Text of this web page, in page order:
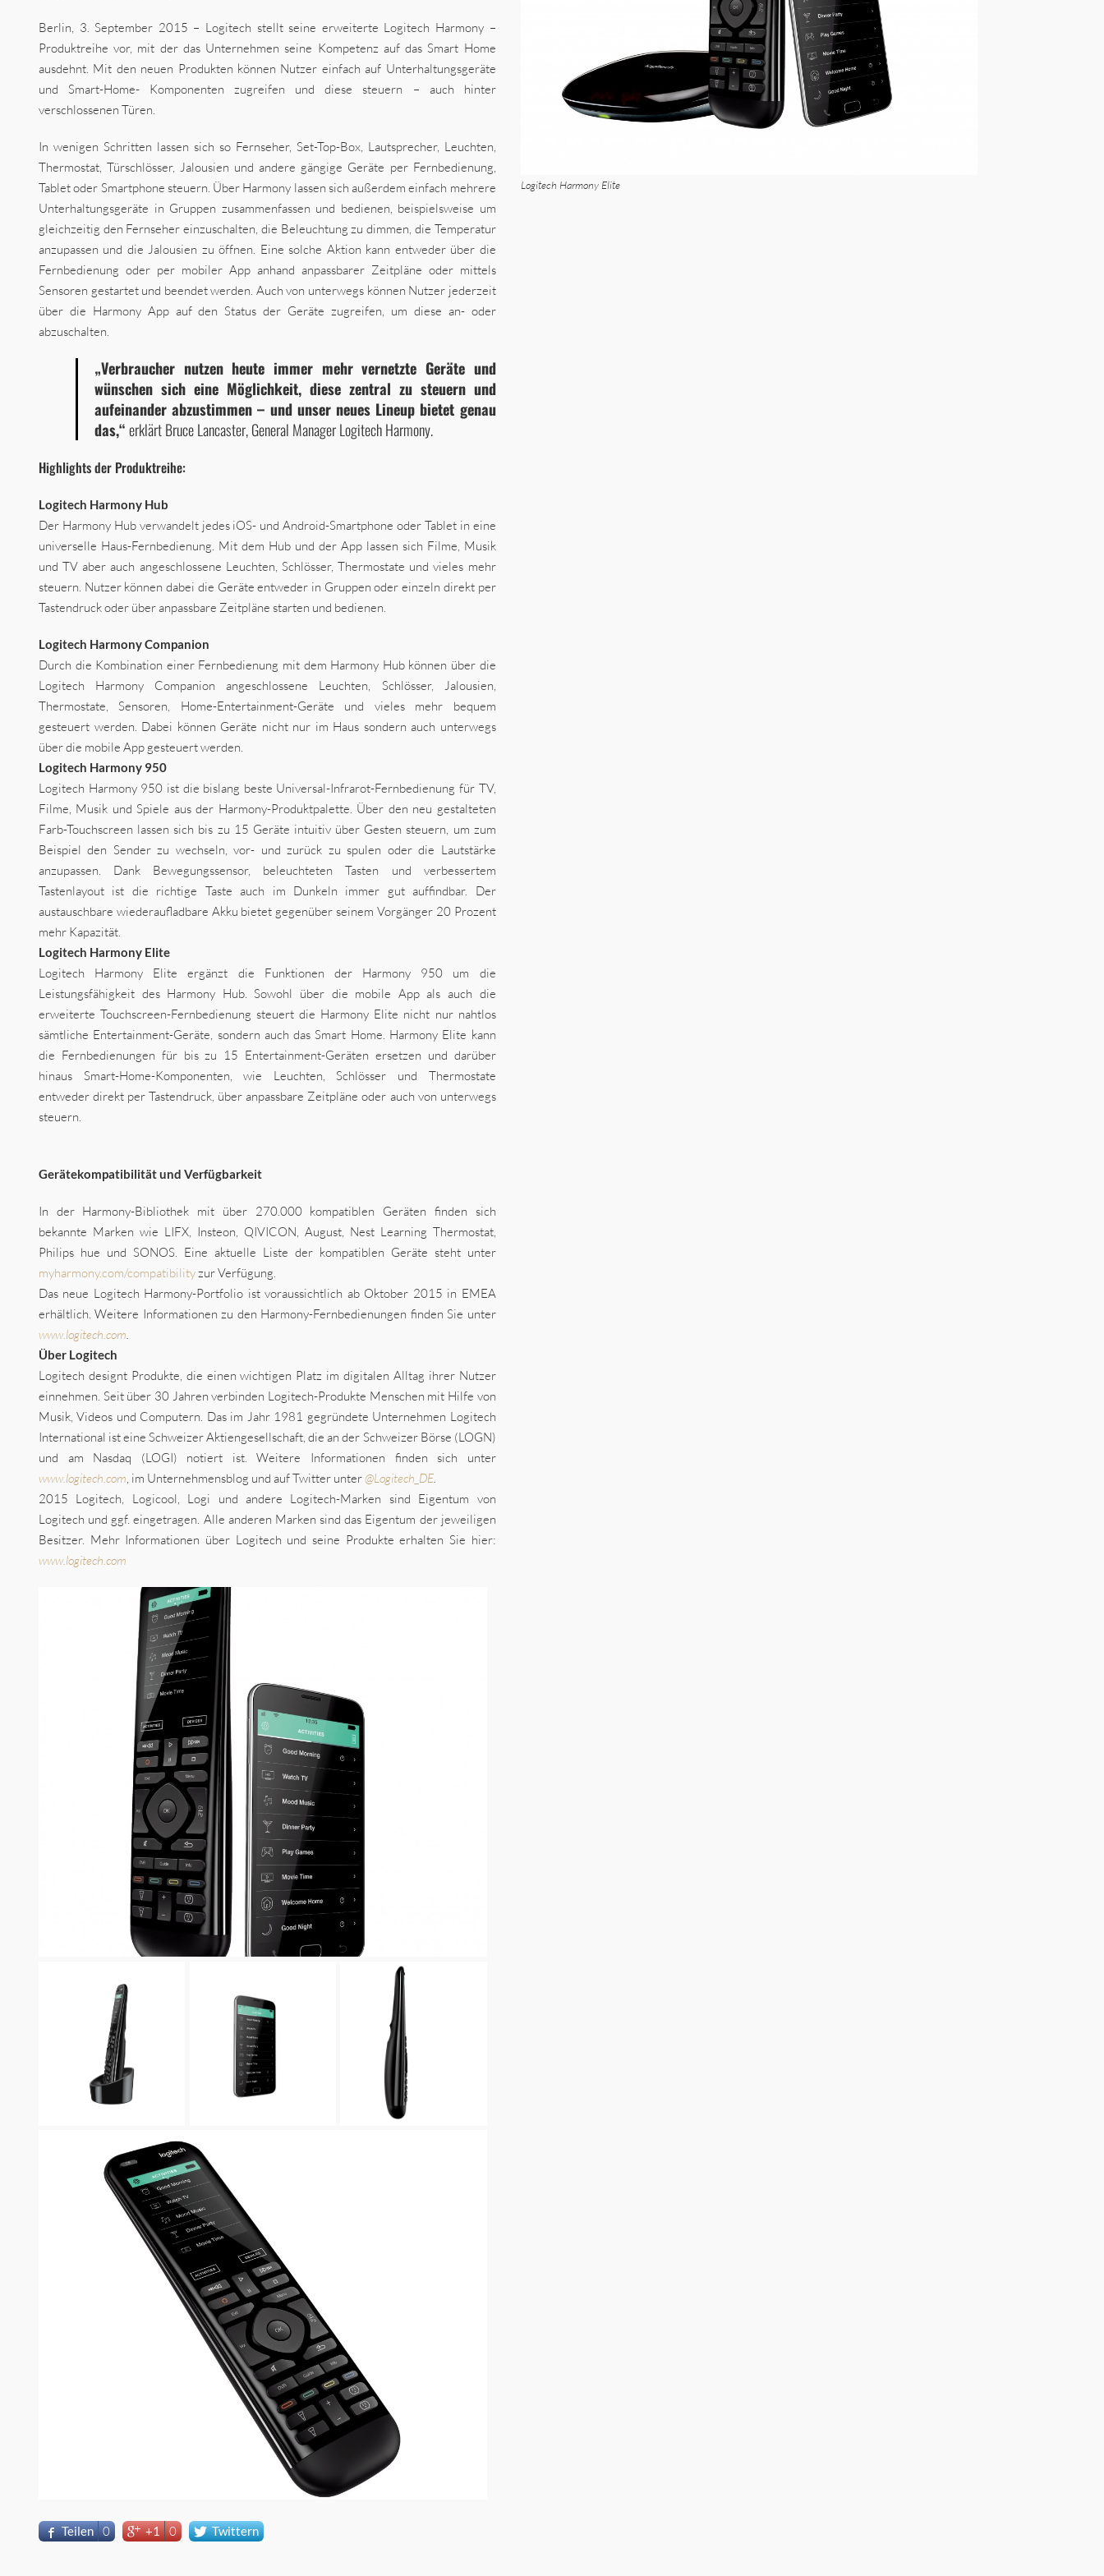
Logitech Harmony Elite
Berlin, 3. September 2015 – Logitech stellt seine erweiterte Logitech Harmony –
Produktreihe vor, mit der das Unternehmen seine Kompetenz auf das Smart Home
ausdehnt. Mit den neuen Produkten können Nutzer einfach auf Unterhaltungsgeräte
und Smart-Home- Komponenten zugreifen und diese steuern – auch hinter
verschlossenen Türen.
In wenigen Schritten lassen sich so Fernseher, Set-Top-Box, Lautsprecher, Leuchten,
Thermostat, Türschlösser, Jalousien und andere gängige Geräte per Fernbedienung,
Tablet oder Smartphone steuern. Über Harmony lassen sich außerdem einfach mehrere
Unterhaltungsgeräte in Gruppen zusammenfassen und bedienen, beispielsweise um
gleichzeitig den Fernseher einzuschalten, die Beleuchtung zu dimmen, die Temperatur
anzupassen und die Jalousien zu öffnen. Eine solche Aktion kann entweder über die
Fernbedienung oder per mobiler App anhand anpassbarer Zeitpläne oder mittels
Sensoren gestartet und beendet werden. Auch von unterwegs können Nutzer jederzeit
über die Harmony App auf den Status der Geräte zugreifen, um diese an- oder
abzuschalten.
„Verbraucher nutzen heute immer mehr vernetzte Geräte und
wünschen sich eine Möglichkeit, diese zentral zu steuern und
aufeinander abzustimmen – und unser neues Lineup bietet genau
das,“erklärt Bruce Lancaster, General Manager Logitech Harmony.
Highlights der Produktreihe:
Logitech Harmony Hub
Der Harmony Hub verwandelt jedes iOS- und Android-Smartphone oder Tablet in eine
universelle Haus-Fernbedienung. Mit dem Hub und der App lassen sich Filme, Musik
und TV aber auch angeschlossene Leuchten, Schlösser, Thermostate und vieles mehr
steuern. Nutzer können dabei die Geräte entweder in Gruppen oder einzeln direkt per
Tastendruck oder über anpassbare Zeitpläne starten und bedienen.
Logitech Harmony Companion
Durch die Kombination einer Fernbedienung mit dem Harmony Hub können über die
Logitech Harmony Companion angeschlossene Leuchten, Schlösser, Jalousien,
Thermostate, Sensoren, Home-Entertainment-Geräte und vieles mehr bequem
gesteuert werden. Dabei können Geräte nicht nur im Haus sondern auch unterwegs
über die mobile App gesteuert werden.
Logitech Harmony 950
Logitech Harmony 950 ist die bislang beste Universal-Infrarot-Fernbedienung für TV,
Filme, Musik und Spiele aus der Harmony-Produktpalette. Über den neu gestalteten
Farb-Touchscreen lassen sich bis zu 15 Geräte intuitiv über Gesten steuern, um zum
Beispiel den Sender zu wechseln, vor- und zurück zu spulen oder die Lautstärke
anzupassen. Dank Bewegungssensor, beleuchteten Tasten und verbessertem
Tastenlayout ist die richtige Taste auch im Dunkeln immer gut auffindbar. Der
austauschbare wiederaufladbare Akku bietet gegenüber seinem Vorgänger 20 Prozent
mehr Kapazität.
Logitech Harmony Elite
Logitech Harmony Elite ergänzt die Funktionen der Harmony 950 um die
Leistungsfähigkeit des Harmony Hub. Sowohl über die mobile App als auch die
erweiterte Touchscreen-Fernbedienung steuert die Harmony Elite nicht nur nahtlos
sämtliche Entertainment-Geräte, sondern auch das Smart Home. Harmony Elite kann
die Fernbedienungen für bis zu 15 Entertainment-Geräten ersetzen und darüber
hinaus Smart-Home-Komponenten, wie Leuchten, Schlösser und Thermostate
entweder direkt per Tastendruck, über anpassbare Zeitpläne oder auch von unterwegs
steuern.
Gerätekompatibilität und Verfügbarkeit
In der Harmony-Bibliothek mit über 270.000 kompatiblen Geräten finden sich
bekannte Marken wie LIFX, Insteon, QIVICON, August, Nest Learning Thermostat,
Philips hue und SONOS. Eine aktuelle Liste der kompatiblen Geräte steht unter
myharmony.com/compatibilityzur Verfügung.
Das neue Logitech Harmony-Portfolio ist voraussichtlich ab Oktober 2015 in EMEA
erhältlich. Weitere Informationen zu den Harmony-Fernbedienungen finden Sie unter
www.logitech.com.
Über Logitech
Logitech designt Produkte, die einen wichtigen Platz im digitalen Alltag ihrer Nutzer
einnehmen. Seit über 30 Jahren verbinden Logitech-Produkte Menschen mit Hilfe von
Musik, Videos und Computern. Das im Jahr 1981 gegründete Unternehmen Logitech
International ist eine Schweizer Aktiengesellschaft, die an der Schweizer Börse (LOGN)
und am Nasdaq (LOGI) notiert ist. Weitere Informationen finden sich unter
www.logitech.com, im Unternehmensblog und auf Twitter unter@Logitech_DE.
2015 Logitech, Logicool, Logi und andere Logitech-Marken sind Eigentum von
Logitech und ggf. eingetragen. Alle anderen Marken sind das Eigentum der jeweiligen
Besitzer. Mehr Informationen über Logitech und seine Produkte erhalten Sie hier:
www.logitech.com
Teilen 0 +1 0 Twittern